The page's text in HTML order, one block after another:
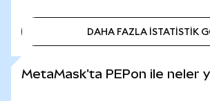
DAHA FAZLA İSTATİSTİK
MetaMask'ta PEPon ile neler